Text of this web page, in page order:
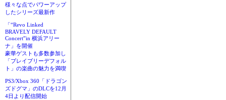
様々な点でパワーアップ
したシリーズ最新作
「“Revo Linked
BRAVELY DEFAULT
Concert”in 横浜アリー
ナ」を開催
豪華ゲストも多数参加し
「ブレイブリーデフォル
ト」の楽曲の魅力を満喫
PS3/Xbox 360「ドラゴン
ズドグマ」のDLCを12月
4日より配信開始